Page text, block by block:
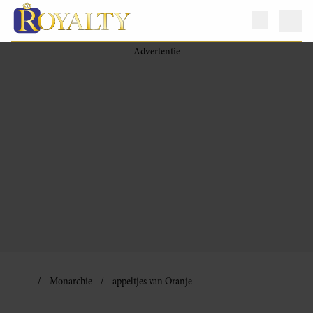
Monarchie appeltjes van Oranje